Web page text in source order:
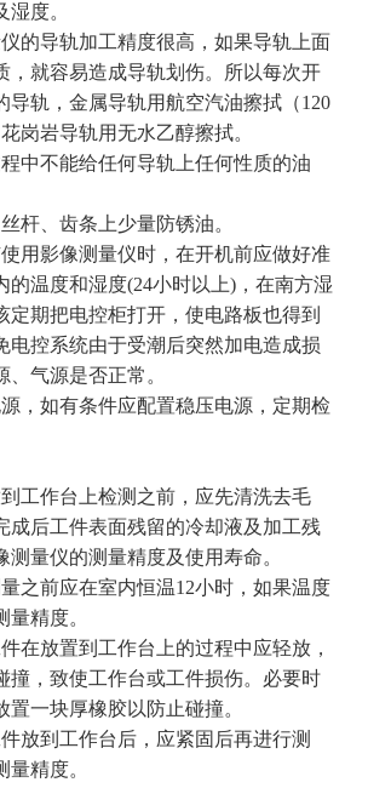
度。
的导轨加工精度很高，如果导轨上面
，就容易造成导轨划伤。所以每次开
导轨，金属导轨用航空汽油擦拭（120
岗岩导轨用无水乙醇擦拭。
中不能给任何导轨上任何性质的油
杆、齿条上少量防锈油。
用影像测量仪时，在开机前应做好准
的温度和湿度(24小时以上)，在南方湿
定期把电控柜打开，使电路板也得到
电控系统由于受潮后突然加电造成损
气源是否正常。
，如有条件应配置稳压电源，定期检
工作台上检测之前，应先清洗去毛
成后工件表面残留的冷却液及加工残
测量仪的测量精度及使用寿命。
之前应在室内恒温12小时，如果温度
精度。
在放置到工作台上的过程中应轻放，
撞，致使工作台或工件损伤。必要时
置一块厚橡胶以防止碰撞。
放到工作台后，应紧固后再进行测
精度。